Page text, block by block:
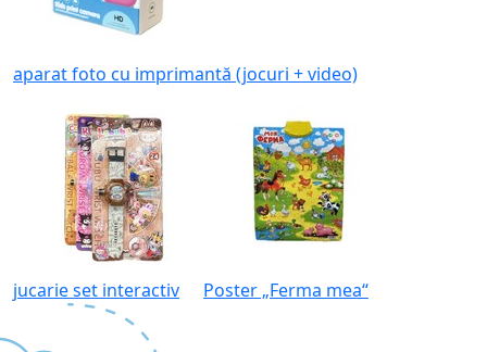
aparat foto cu imprimantă (jocuri + video)
jucarie set interactiv Poster „Ferma mea“